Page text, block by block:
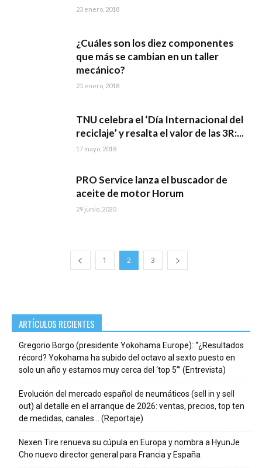
23 enero, 2018
¿Cuáles son los diez componentes
que más se cambian en un taller
mecánico?
25 enero, 2018
TNU celebra el ‘Día Internacional del
reciclaje’ y resalta el valor de las 3R:...
17 mayo, 2018
PRO Service lanza el buscador de
aceite de motor Horum
29 junio, 2020
1 2 3
ARTÍCULOS RECIENTES
Gregorio Borgo (presidente Yokohama Europe): “¿Resultados
récord? Yokohama ha subido del octavo al sexto puesto en
solo un año y estamos muy cerca del ‘top 5’” (Entrevista)
Evolución del mercado español de neumáticos (sell in y sell
out) al detalle en el arranque de 2026: ventas, precios, top ten
de medidas, canales… (Reportaje)
Nexen Tire renueva su cúpula en Europa y nombra a HyunJe
Cho nuevo director general para Francia y España